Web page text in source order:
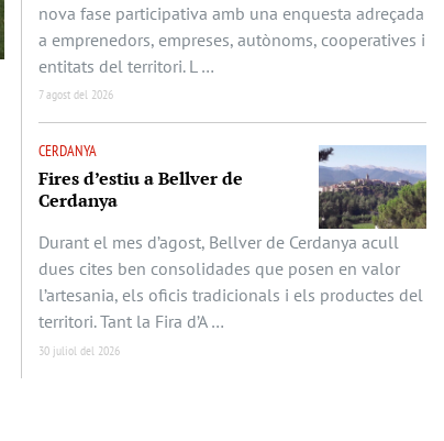
nova fase participativa amb una enquesta adreçada
a emprenedors, empreses, autònoms, cooperatives i
entitats del territori. L …
7 agost del 2026
CERDANYA
Fires d’estiu a Bellver de
Cerdanya
Durant el mes d’agost, Bellver de Cerdanya acull
dues cites ben consolidades que posen en valor
l’artesania, els oficis tradicionals i els productes del
territori. Tant la Fira d’A …
30 juliol del 2026